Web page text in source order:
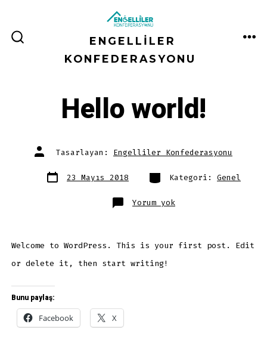
ÇUBUĞUNU
GÖSTER/GIZLE
ENGELLILER
KONFEDERASYONU
Hello world!
Yazının
yazarıTasarlayan: Engelliler Konfederasyonu
Yazı
tarihi23 Mayıs 2018 Kategoriler
Kategori: Genel
Yorum yokHello
world!
Welcome to WordPress. This is your first post. Edit
or delete it, then start writing!
Bunu paylaş:
Facebook
X